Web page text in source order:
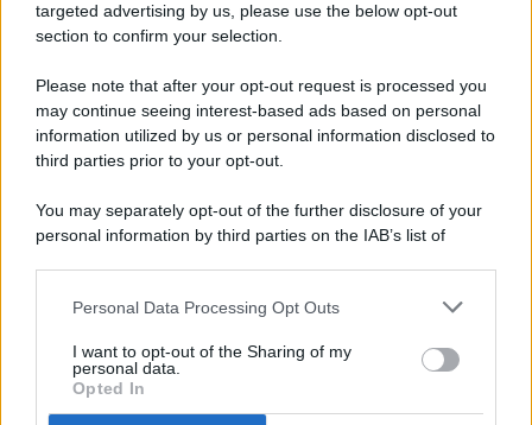
targeted advertising by us, please use the below opt-out
section to confirm your selection.
Please note that after your opt-out request is processed you
may continue seeing interest-based ads based on personal
information utilized by us or personal information disclosed to
third parties prior to your opt-out.
You may separately opt-out of the further disclosure of your
personal information by third parties on the IAB’s list of
This information may also be disclosed by us to third parties
disclose it to other third parties.
Personal Data Processing Opt Outs
I want to opt-out of the Sharing of my
personal data.
Opted In
© 2026 - Pianeta Design - P.IVA 04827280654 - Testata
Registrata Al Tribunale Di Nocera Inferiore N. 8/2020 - RG N.
ISCRIZIONE AL ROC N. 35792 – ISCRITTA ALL’ANSO
(ASSOCIAZIONE NAZIONALE STAMPA ONLINE)
PREFERENZE PRIVACY